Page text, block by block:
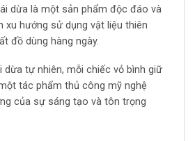
dừa là một sản phẩm độc đáo và
xu hướng sử dụng vật liệu thiên
đồ dùng hàng ngày.
tự nhiên, mỗi chiếc vỏ bình giữ
tác phẩm thủ công mỹ nghệ
của sự sáng tạo và tôn trọng